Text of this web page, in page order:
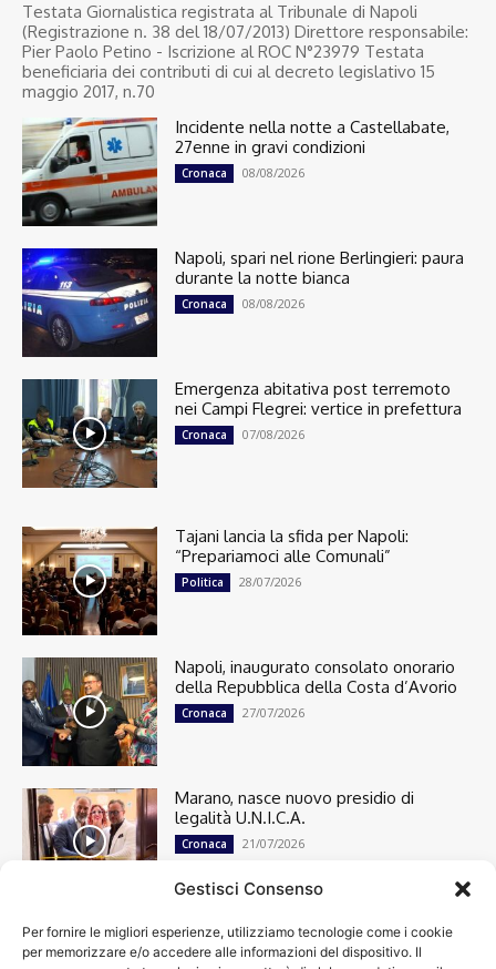
Gestisci Consenso
Per fornire le migliori esperienze, utilizziamo tecnologie come i cookie
per memorizzare e/o accedere alle informazioni del dispositivo. Il
Testata Giornalistica registrata al Tribunale di Napoli
(Registrazione n. 38 del 18/07/2013) Direttore responsabile:
Pier Paolo Petino - Iscrizione al ROC N°23979 Testata
beneficiaria dei contributi di cui al decreto legislativo 15
maggio 2017, n.70
Incidente nella notte a Castellabate,
27enne in gravi condizioni
Cronaca 08/08/2026
Napoli, spari nel rione Berlingieri: paura
durante la notte bianca
Cronaca 08/08/2026
Emergenza abitativa post terremoto
nei Campi Flegrei: vertice in prefettura
Cronaca 07/08/2026
Tajani lancia la sfida per Napoli:
“Prepariamoci alle Comunali”
Politica 28/07/2026
Napoli, inaugurato consolato onorario
della Repubblica della Costa d’Avorio
Cronaca 27/07/2026
Marano, nasce nuovo presidio di
legalità U.N.I.C.A.
Cronaca 21/07/2026
Cronaca
13501